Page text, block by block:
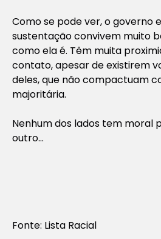
Como se pode ver, o governo
sustentação convivem muito
como ela é. Têm muita
contato, apesar de existirem
deles, que não compactuam
majoritária.
Nenhum dos lados tem moral
outro…
Fonte: Lista Racial